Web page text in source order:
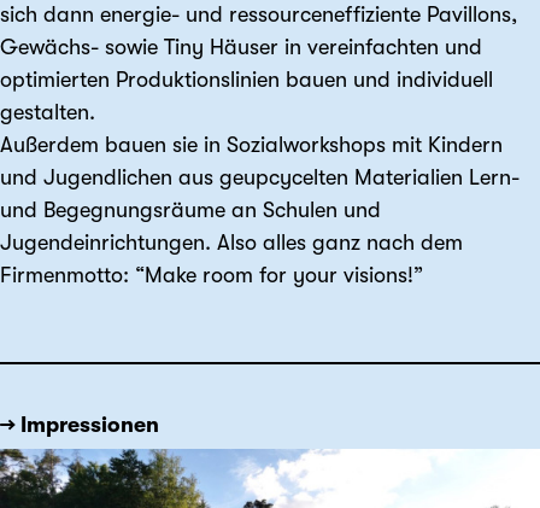
sich dann energie- und ressourceneffiziente Pavillons,
Gewächs- sowie Tiny Häuser in vereinfachten und
optimierten Produktionslinien bauen und individuell
gestalten.
Außerdem bauen sie in Sozialworkshops mit Kindern
und Jugendlichen aus geupcycelten Materialien Lern-
und Begegnungsräume an Schulen und
Jugendeinrichtungen. Also alles ganz nach dem
Firmenmotto: “Make room for your visions!”
→ Impressionen